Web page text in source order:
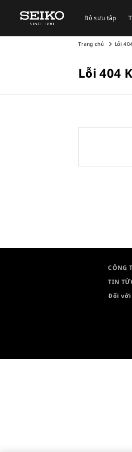
Bộ sưu tập
Trang chủ Lỗi
Lỗi 404
CÔNG
TIN
Đối với